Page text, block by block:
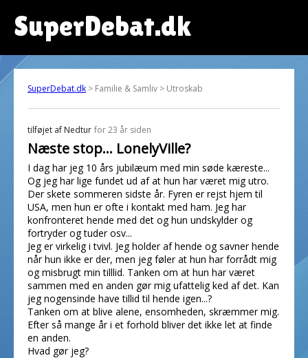
SuperDebat.dk
SuperDebat.dk > Familie & Samliv > Utroskab
tilføjet af Nedtur for 23 år siden
Næste stop... LonelyVille?
I dag har jeg 10 års jubilæum med min søde kæreste...
Og jeg har lige fundet ud af at hun har været mig utro.
Der skete sommeren sidste år. Fyren er rejst hjem til
USA, men hun er ofte i kontakt med ham. Jeg har
konfronteret hende med det og hun undskylder og
fortryder og tuder osv...
Jeg er virkelig i tvivl. Jeg holder af hende og savner hende
når hun ikke er der, men jeg føler at hun har forrådt mig
og misbrugt min tilllid. Tanken om at hun har været
sammen med en anden gør mig ufattelig ked af det. Kan
jeg nogensinde have tillid til hende igen...?
Tanken om at blive alene, ensomheden, skræmmer mig.
Efter så mange år i et forhold bliver det ikke let at finde
en anden.
Hvad gør jeg?